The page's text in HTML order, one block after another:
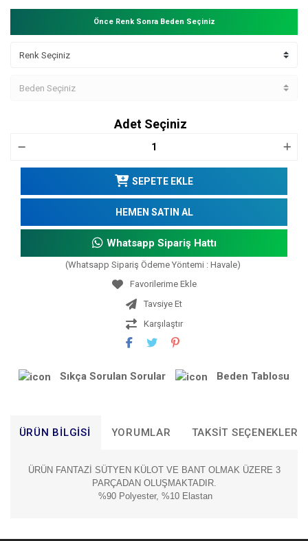
Önce Renk Sonra Beden Seçiniz
Adet Seçiniz
SEPETE EKLE
HEMEN SATIN AL
Whatsapp Sipariş Hattı
(Whatsapp Sipariş Ödeme Yöntemi : Havale)
Tavsiye Et
Karşılaştır
Sıkça Sorulan Sorular Beden Tablosu
ÜRÜN BILGISI YORUMLAR TAKSIT SEÇENEKLERI
ÜRÜN FANTAZİ SÜTYEN KÜLOT VE BANT OLMAK ÜZERE 3
PARÇADAN OLUŞMAKTADIR.
%90 Polyester, %10 Elastan
Bu ürünün fiyat bilgisi, resim, ürün açıklamalarında ve diğer